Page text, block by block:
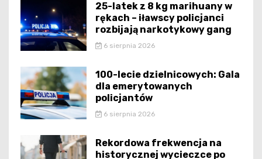
25-latek z 8 kg marihuany w
rękach – iławscy policjanci
rozbijają narkotykowy gang
6 sierpnia 2026
100-lecie dzielnicowych: Gala
dla emerytowanych
policjantów
6 sierpnia 2026
Rekordowa frekwencja na
historycznej wycieczce po